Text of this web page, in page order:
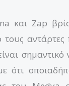
και Zap
τους
σημαντικό
ότι